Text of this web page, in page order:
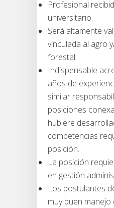
Profesional
universitario.
Será altamente
vinculada al agro
forestal.
Indispensable
años de
similar
posiciones
hubiere
competencias
posición.
La posición
en gestión
Los postulantes
muy buen